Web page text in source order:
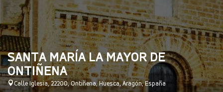
SANTA MARÍA LA MAYOR DE
ONTIÑENA
Calle Iglesia, 22200, Ontiñena, Huesca, Aragón, España